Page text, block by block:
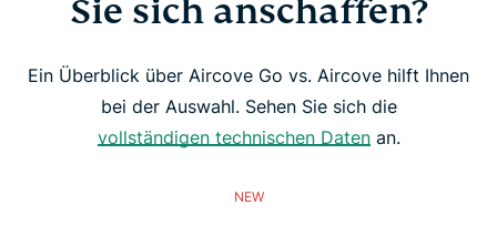
Sie sich anschaffen?
Ein Überblick über Aircove Go vs. Aircove hilft Ihnen
bei der Auswahl. Sehen Sie sich die
vollständigen technischen Datenan.
NEW